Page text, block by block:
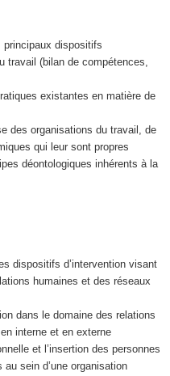
dispositifs
travail (bilan de compétences,
existantes en matière de
des organisations du travail, de
qui leur sont propres
déontologiques inhérents à la
dispositifs d’intervention visant
humaines et des réseaux
dans le domaine des relations
interne et en externe
et l’insertion des personnes
sein d’une organisation